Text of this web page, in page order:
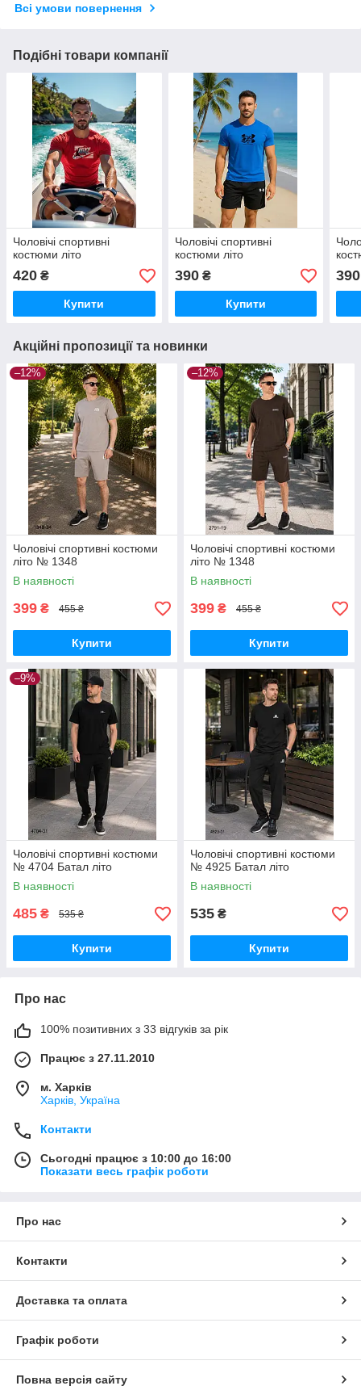
Всі умови повернення
Подібні товари компанії
Чоловічі спортивні
костюми літо
420 ₴
Купити
Чоловічі спортивні
костюми літо
390₴
Купити
390
Акційні пропозиції та новинки
–12%
Чоловічі спортивні костюми
літо № 1348
В наявності
399 ₴ 455 ₴
Купити
–12%
Чоловічі спортивні костюми
літо № 1348
В наявності
399 ₴ 455 ₴
Купити
–9%
Чоловічі спортивні костюми
№ 4704 Батал літо
В наявності
485 ₴ 535 ₴
Купити
Чоловічі спортивні костюми
№ 4925 Батал літо
В наявності
535 ₴
Купити
Про нас
100% позитивних з 33 відгуків за рік
Працює з 27.11.2010
м. Харків
Харків, Україна
Контакти
Сьогодні працює з 10:00 до 16:00
Показати весь графік роботи
Про нас
Контакти
Доставка та оплата
Графік роботи
Повна версія сайту